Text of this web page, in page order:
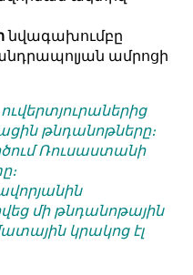
նվագախումբը
ամրոցի
ուվերտյուրաներից
թնդանոթները։
Ռուսաստանի
մի թնդանոթային
կրակոց էլ